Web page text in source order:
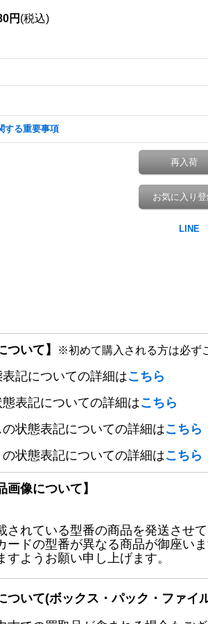
円 (税込)
する重要事項
再入荷
お気に入り
ついて】 ※初めて購入される方は必ず
記についての詳細はこちら
表記についての詳細はこちら
状態表記についての詳細はこちら
状態表記についての詳細はこちら
画像について】
れている型番の商品を発送させて
ードの型番が異なる商品が御座い
すようお願い申し上げます。
ついて(ボックス・パック・ファイ